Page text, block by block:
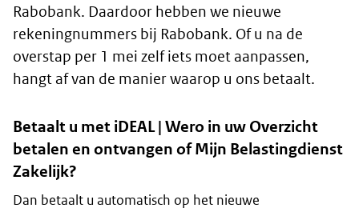
Rabobank. Daardoor hebben we nieuwe
rekeningnummers bij Rabobank. Of u na de
overstap per 1 mei zelf iets moet aanpassen,
hangt af van de manier waarop u ons betaalt.
Betaalt u met iDEAL | Wero in uw Overzicht
betalen en ontvangen of Mijn Belastingdienst
Zakelijk?
Dan betaalt u automatisch op het nieuwe